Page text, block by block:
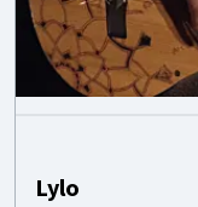
Lylo